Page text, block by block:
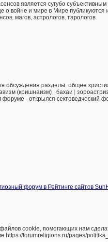
является сугубо
войне и мире в Мире
магов, астрологов, тарологов.
разделы: общее
(кришнаизм) | бахаи |
форуме - открылся сектоведческий
cookie, помогающих нам
forumreligions.ru/pages/